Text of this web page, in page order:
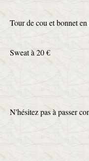
Tour de cou et bonnet
Sweat à 20 €
N'hésitez pas à passer